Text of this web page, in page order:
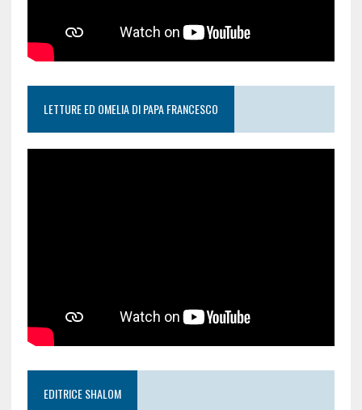
LETTURE ED OMELIA DI PAPA FRANCESCO
EDITRICE SHALOM